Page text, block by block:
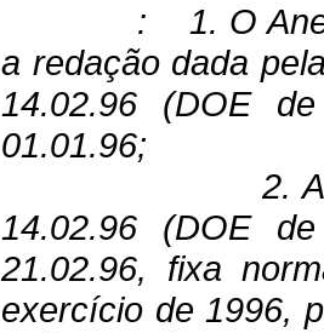
:
1. O
a redação dada
14.02.96 (DOE
01.01.96;
2.
14.02.96 (DOE
21.02.96, fixa
exercício de 1996,